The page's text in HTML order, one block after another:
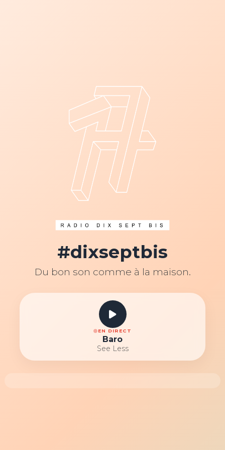
#dixseptbis
Du bon son comme à la maison.
EN DIRECT
Baro
See Less